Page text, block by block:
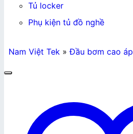
Tủ locker
Phụ kiện tủ đồ nghề
Nam Việt Tek»Đầu bơm cao áp